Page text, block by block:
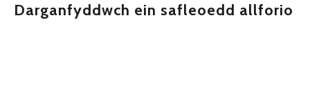
Darganfyddwch ein safleoedd allforio